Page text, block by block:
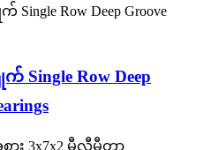
Single Row Deep